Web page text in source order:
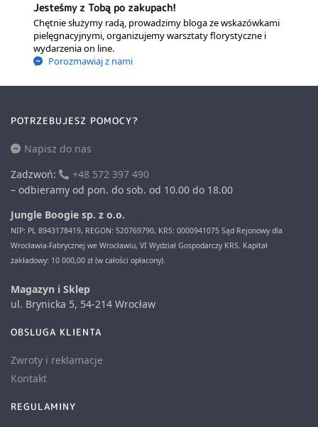
Jesteśmy z Tobą po zakupach!
Chętnie służymy radą, prowadzimy bloga ze wskazówkami
pielęgnacyjnymi, organizujemy warsztaty florystyczne i
wydarzenia on line.
Porozmawiaj z nami
POTRZEBUJESZ POMOCY?
Napisz do nas
Zadzwoń:
+48 572 397 490
– odbieramy od pon. do sob. od 10.00 do 18.00
Jungle Boogie sp. z o.o.
NIP: PL 8943178419, REGON: 520769790, KRS: 0000941075 Sąd Rejonowy dla
Wrocławia-Fabrycznej we Wrocławiu, VI Wydział Gospodarczy KRS. Kapitał
zakładowy: 10 000,00 zł (w całości opłacony).
Magazyn i Sklep
ul. Brynicka 5, 54-214 Wrocław
OBSLUGA KLIENTA
Zwroty i reklamacje
Kontakt
REGULAMINY